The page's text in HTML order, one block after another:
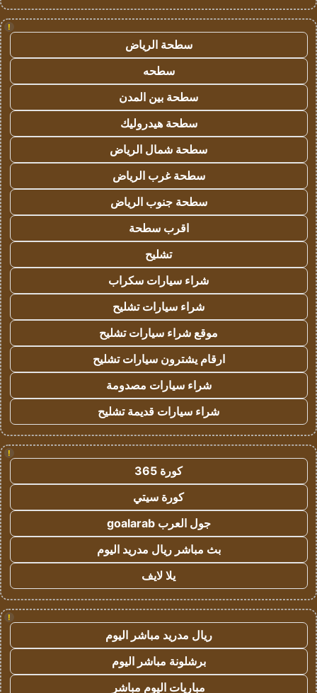
!
سطحة الرياض
سطحه
سطحة بين المدن
سطحة هيدروليك
سطحة شمال الرياض
سطحة غرب الرياض
سطحة جنوب الرياض
اقرب سطحة
تشليح
شراء سيارات سكراب
شراء سيارات تشليح
موقع شراء سيارات تشليح
ارقام يشترون سيارات تشليح
شراء سيارات مصدومة
شراء سيارات قديمة تشليح
!
كورة 365
كورة سيتي
جول العرب goalarab
بث مباشر ريال مدريد اليوم
يلا لايف
!
ريال مدريد مباشر اليوم
برشلونة مباشر اليوم
مباريات اليوم مباشر